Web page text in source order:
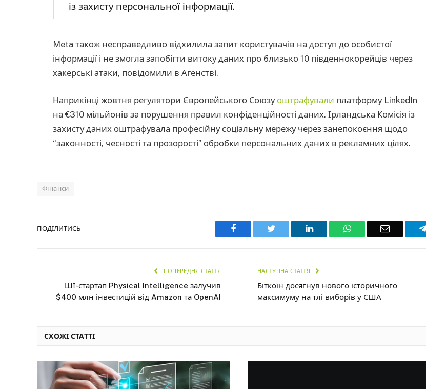
із захисту персональної інформації.
Meta також несправедливо відхилила запит користувачів на доступ до особистої
інформації і не змогла запобігти витоку даних про близько 10 південнокорейців через
хакерські атаки, повідомили в Агенстві.
Наприкінці жовтня регулятори Європейського Союзу оштрафували платформу LinkedIn
на €310 мільйонів за порушення правил конфіденційності даних. Ірландська Комісія із
захисту даних оштрафувала професійну соціальну мережу через занепокоєння щодо
“законності, чесності та прозорості” обробки персональних даних в рекламних цілях.
Фінанси
ПОДІЛИТИСЬ Facebook Twitter LinkedIn WhatsAppEmail
ПОПЕРЕДНЯ СТАТТЯ
ШІ-стартап Physical Intelligence залучив
$400 млн інвестицій від Amazon та OpenAI
НАСТУПНА СТАТТЯ
Біткоїн досягнув нового історичного
максимуму на тлі виборів у США
СХОЖІ СТАТТІ